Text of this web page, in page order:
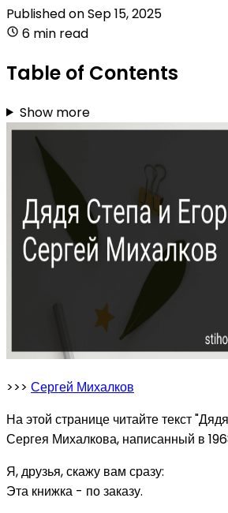
Published onSep 15, 2025
6 min read
Table of Contents
Show more
>>> Сергей Михалков
На этой странице читайте текст
Сергея Михалкова, написанный в
Я, друзья, скажу вам сразу:
Эта книжка - по заказу.